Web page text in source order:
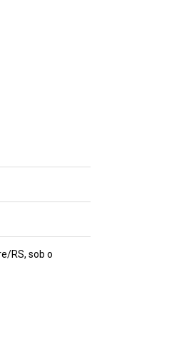
RS, sob o